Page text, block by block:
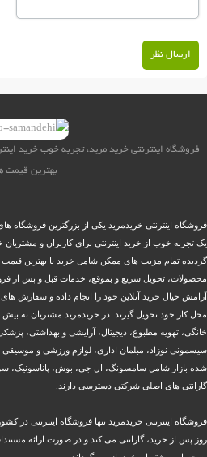
ارسال نظر
فروشگاه اینترنتی خرید مرید، تجربه خوب خرید
بهترین قیمت
فروشگاه اینترنتی خریدمرید یکی از بزرگترین فروشگاه
یک تجربه خوب از خرید اینترنتی برای کاربران و
گردیده تمام مزیت های ممکن شامل خرید با بهترین
محصولات، تحویل سریع و بموقع، خدمات قبل و پس از
آرامش خیال خرید آنلاین خود را انجام داده و سفارش
محل کار خود تحویل گیرند. در خریدمرید مشتریان به بیش
خانگی، تهویه مطبوع، دیجیتال، آرایشی و بهداشتی،
سیسمونی نوزاد، مبلمان اداری، لوازم ورزشی و موسیقی
شده بازار شامل سامسونگ، ال جی، بوش، پاناسونیک،
گارانتی های اصلی شرکتی دسترسی دارند.